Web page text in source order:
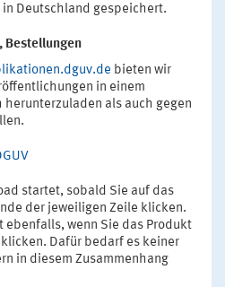
in Deutschland gespeichert.
Bestellungen
bieten wir
in einem
als auch gegen
startet, sobald Sie auf das
der jeweiligen Zeile klicken.
wenn Sie das Produkt
Dafür bedarf es keiner
in diesem Zusammenhang